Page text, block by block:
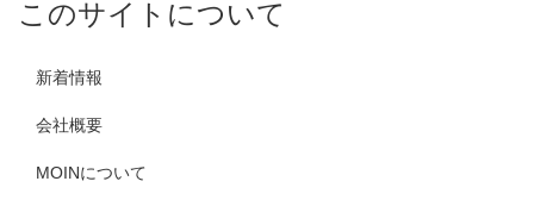
このサイトについて
新着情報
会社概要
MOINについて